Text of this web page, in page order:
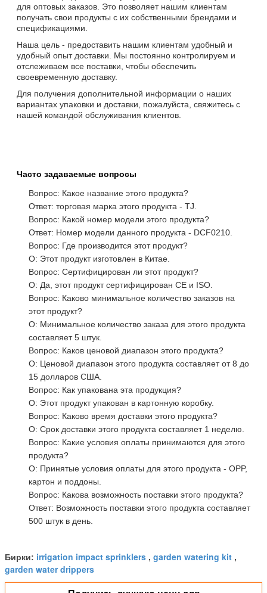
для оптовых заказов. Это позволяет нашим клиентам
получать свои продукты с их собственными брендами и
спецификациями.
Наша цель - предоставить нашим клиентам удобный и
удобный опыт доставки. Мы постоянно контролируем и
отслеживаем все поставки, чтобы обеспечить
своевременную доставку.
Для получения дополнительной информации о наших
вариантах упаковки и доставки, пожалуйста, свяжитесь с
нашей командой обслуживания клиентов.
Часто задаваемые вопросы
Вопрос: Какое название этого продукта?
Ответ: торговая марка этого продукта - TJ.
Вопрос: Какой номер модели этого продукта?
Ответ: Номер модели данного продукта - DCF0210.
Вопрос: Где производится этот продукт?
О: Этот продукт изготовлен в Китае.
Вопрос: Сертифицирован ли этот продукт?
О: Да, этот продукт сертифицирован CE и ISO.
Вопрос: Каково минимальное количество заказов на
этот продукт?
О: Минимальное количество заказа для этого продукта
составляет 5 штук.
Вопрос: Каков ценовой диапазон этого продукта?
О: Ценовой диапазон этого продукта составляет от 8 до
15 долларов США.
Вопрос: Как упакована эта продукция?
О: Этот продукт упакован в картонную коробку.
Вопрос: Каково время доставки этого продукта?
О: Срок доставки этого продукта составляет 1 неделю.
Вопрос: Какие условия оплаты принимаются для этого
продукта?
О: Принятые условия оплаты для этого продукта - OPP,
картон и поддоны.
Вопрос: Какова возможность поставки этого продукта?
Ответ: Возможность поставки этого продукта составляет
500 штук в день.
Бирки: irrigation impact sprinklers , garden watering kit ,
garden water drippers